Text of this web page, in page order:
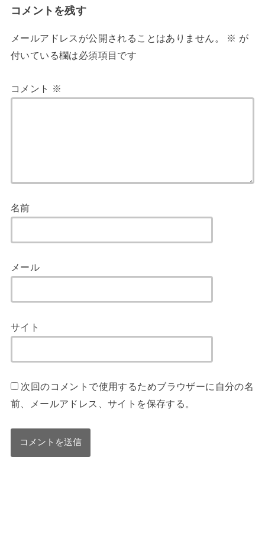
コメントを残す
メールアドレスが公開されることはありません。 ※ が
付いている欄は必須項目です
コメント ※
名前
メール
サイト
次回のコメントで使用するためブラウザーに自分の名
前、メールアドレス、サイトを保存する。